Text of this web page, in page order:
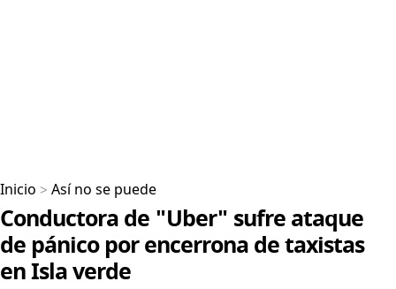
Inicio > Así no se puede
Conductora de "Uber" sufre ataque
de pánico por encerrona de taxistas
en Isla verde